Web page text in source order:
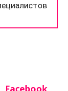
, Facebook,